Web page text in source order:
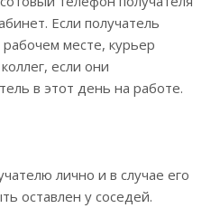
Если получатель
месте, курьер
если они
в этот день на работе.
лично и в случае его
оставлен у соседей.